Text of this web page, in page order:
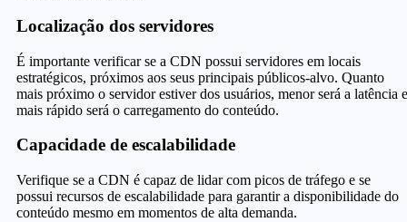
Localização dos servidores
É importante verificar se a CDN possui servidores em locais
estratégicos, próximos aos seus principais públicos-alvo. Quanto
mais próximo o servidor estiver dos usuários, menor será a latência e
mais rápido será o carregamento do conteúdo.
Capacidade de escalabilidade
Verifique se a CDN é capaz de lidar com picos de tráfego e se
possui recursos de escalabilidade para garantir a disponibilidade do
conteúdo mesmo em momentos de alta demanda.